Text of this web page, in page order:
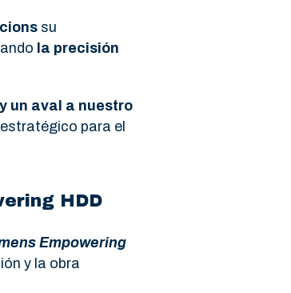
su
la precisión
un aval a nuestro
para el
HDD
Empowering
y la obra